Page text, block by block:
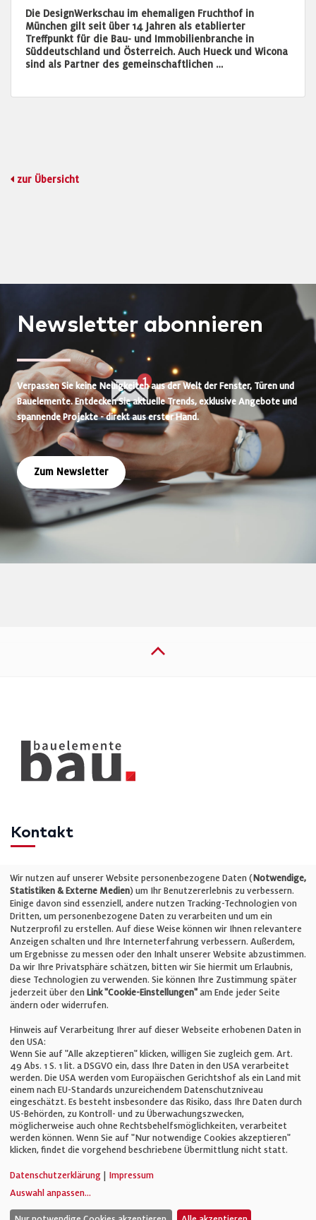
Die DesignWerkschau im ehemaligen Fruchthof in
München gilt seit über 14 Jahren als etablierter
Treffpunkt für die Bau- und Immobilienbranche in
Süddeutschland und Österreich. Auch Hueck und Wicona
sind als Partner des gemeinschaftlichen …
zur Übersicht
Newsletter abonnieren
Verpassen Sie keine Neuigkeiten aus der Welt der Fenster, Türen und
Bauelemente. Entdecken Sie aktuelle Trends, exklusive Angebote und
spannende Projekte - direkt aus erster Hand.
Zum Newsletter
Kontakt
Telefon: +49 (0)711 2585563-0
E-Mail:info@bauelemente-bau.eu
Unternehmen
Impressum
Cookie-Einstellungen
AGB
© Verlag für Fachpublizistik GmbH
Wir nutzen auf unserer Website personenbezogene Daten (Notwendige,
Statistiken & Externe Medien) um Ihr Benutzererlebnis zu verbessern.
Einige davon sind essenziell, andere nutzen Tracking-Technologien von
Dritten, um personenbezogene Daten zu verarbeiten und um ein
Nutzerprofil zu erstellen. Auf diese Weise können wir Ihnen relevantere
Anzeigen schalten und Ihre Interneterfahrung verbessern. Außerdem,
um Ergebnisse zu messen oder den Inhalt unserer Website abzustimmen.
Da wir Ihre Privatsphäre schätzen, bitten wir Sie hiermit um Erlaubnis,
diese Technologien zu verwenden. Sie können Ihre Zustimmung später
jederzeit über den Link "Cookie-Einstellungen" am Ende jeder Seite
ändern oder widerrufen.
Hinweis auf Verarbeitung Ihrer auf dieser Webseite erhobenen Daten in
den USA:
Wenn Sie auf "Alle akzeptieren" klicken, willigen Sie zugleich gem. Art.
49 Abs. 1 S. 1 lit. a DSGVO ein, dass Ihre Daten in den USA verarbeitet
werden. Die USA werden vom Europäischen Gerichtshof als ein Land mit
einem nach EU-Standards unzureichendem Datenschutzniveau
eingeschätzt. Es besteht insbesondere das Risiko, dass Ihre Daten durch
US-Behörden, zu Kontroll- und zu Überwachungszwecken,
möglicherweise auch ohne Rechtsbehelfsmöglichkeiten, verarbeitet
werden können. Wenn Sie auf "Nur notwendige Cookies akzeptieren"
klicken, findet die vorgehend beschriebene Übermittlung nicht statt.
Datenschutzerklärung
Impressum
Auswahl anpassen...